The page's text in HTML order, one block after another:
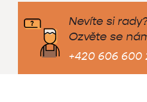
Nevíte si
Ozvěte se
+420 606 600